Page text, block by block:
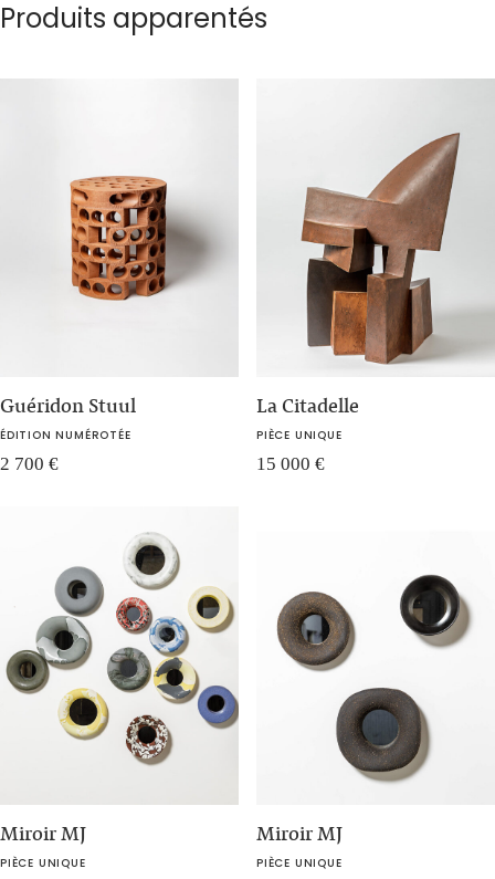
Produits apparentés
Guéridon Stuul
ÉDITION NUMÉROTÉE
2 700 €
La Citadelle
PIÈCE UNIQUE
15 000 €
Miroir MJ
PIÈCE UNIQUE
Miroir MJ
PIÈCE UNIQUE